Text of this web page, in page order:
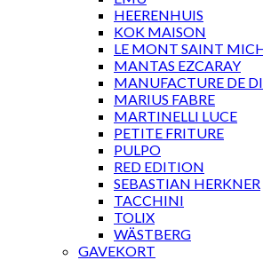
HEERENHUIS
KOK MAISON
LE MONT SAINT
MANTAS EZCARAY
MANUFACTURE DE
MARIUS FABRE
MARTINELLI LUCE
PETITE FRITURE
PULPO
RED EDITION
SEBASTIAN HERKNER
TACCHINI
TOLIX
WÄSTBERG
GAVEKORT